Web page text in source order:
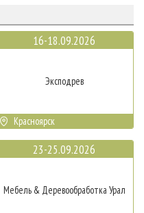
16-18.09.2026
Эксподрев
Красноярск
23-25.09.2026
Мебель & Деревообработка Урал